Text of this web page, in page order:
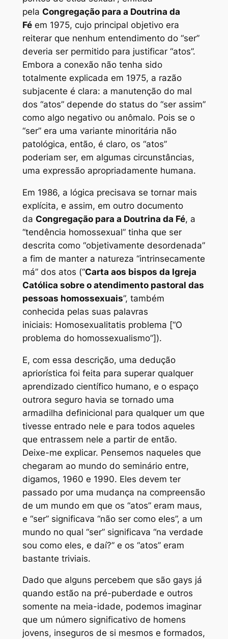
pela Congregação para a Doutrina da
Féem 1975, cujo principal objetivo era
reiterar que nenhum entendimento do “ser”
deveria ser permitido para justificar “atos”.
Embora a conexão não tenha sido
totalmente explicada em 1975, a razão
subjacente é clara: a manutenção do mal
dos “atos” depende do status do “ser assim”
como algo negativo ou anômalo. Pois se o
“ser” era uma variante minoritária não
patológica, então, é claro, os “atos”
poderiam ser, em algumas circunstâncias,
uma expressão apropriadamente humana.
Em 1986, a lógica precisava se tornar mais
explícita, e assim, em outro documento
da Congregação para a Doutrina da Fé, a
“tendência homossexual” tinha que ser
descrita como “objetivamente desordenada”
a fim de manter a natureza “intrinsecamente
má” dos atos (“Carta aos bispos da Igreja
Católica sobre o atendimento pastoral das
pessoas homossexuais”, também
conhecida pelas suas palavras
iniciais: Homosexualitatis problema [“O
problema do homossexualismo”]).
E, com essa descrição, uma dedução
apriorística foi feita para superar qualquer
aprendizado científico humano, e o espaço
outrora seguro havia se tornado uma
armadilha definicional para qualquer um que
tivesse entrado nele e para todos aqueles
que entrassem nele a partir de então.
Deixe-me explicar. Pensemos naqueles que
chegaram ao mundo do seminário entre,
digamos, 1960 e 1990. Eles devem ter
passado por uma mudança na compreensão
de um mundo em que os “atos” eram maus,
e “ser” significava “não ser como eles”, a um
mundo no qual “ser” significava “na verdade
sou como eles, e daí?” e os “atos” eram
bastante triviais.
Dado que alguns percebem que são gays já
quando estão na pré-puberdade e outros
somente na meia-idade, podemos imaginar
que um número significativo de homens
jovens, inseguros de si mesmos e formados,